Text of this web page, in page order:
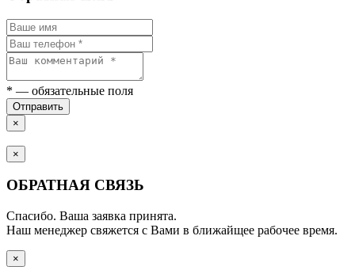
* — обязательные поля
Отправить
×
×
ОБРАТНАЯ СВЯЗЬ
Спасибо. Ваша заявка принята.
Наш менеджер свяжется с Вами в ближайщее рабочее время.
×